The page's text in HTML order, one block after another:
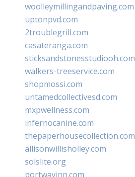
woolleymillingandpaving.com
uptonpvd.com
2troublegrill.com
casateranga.com
sticksandstonesstudiooh.com
walkers-treeservice.com
shopmossi.com
untamedcollectivesd.com
mxpwellness.com
infernocanine.com
thepaperhousecollection.com
allisonwillisholley.com
solslite.org
portwayinn.com